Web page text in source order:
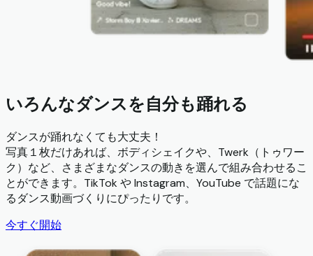
いろんなダンスを自分も踊れる
ダンスが踊れなくても大丈夫！
写真１枚だけあれば、ボディシェイクや、Twerk（トゥワー
ク）など、さまざまなダンスの動きを選んで組み合わせるこ
とができます。TikTok や Instagram、YouTube で話題にな
るダンス動画づくりにぴったりです。
今すぐ開始